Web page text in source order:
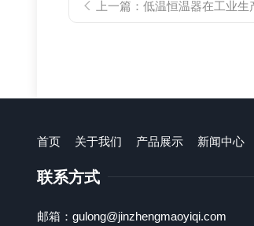
上一篇： 低温恒温器在工业生
首页 关于我们 产品展示 新闻中心
联系方式
邮箱：gulong@jinzhengmaoyiqi.com